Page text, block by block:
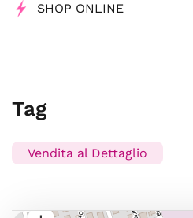
SHOP ONLINE
Tag
Vendita al Dettaglio